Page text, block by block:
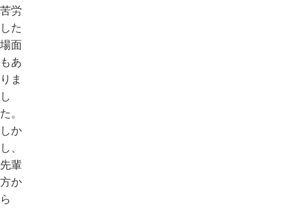
苦労
した
場面
もあ
りま
し
た。
しか
し、
先輩
方か
ら